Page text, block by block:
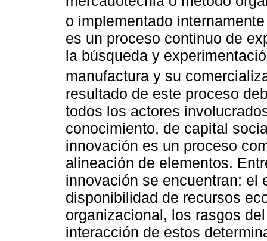
o implementado
es un proceso continuo de
la búsqueda y
manufactura y su
resultado de este proceso
todos los actores
conocimiento, de capital
innovación es un proceso
alineación de elementos.
innovación se encuentran: el
disponibilidad de recursos
organizacional, los rasgos
interacción de estos